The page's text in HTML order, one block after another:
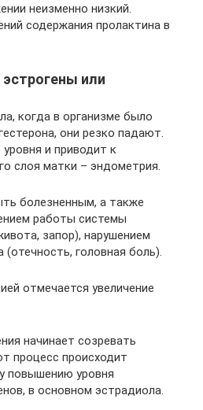
неизменно низкий.
содержания пролактина в
или
когда в организме было
они резко падают.
и приводит к
слоя матки – эндометрия.
болезненным, а также
работы системы
запор), нарушением
головная боль).
отмечается увеличение
начинает созревать
процесс происходит
повышению уровня
в основном эстрадиола.